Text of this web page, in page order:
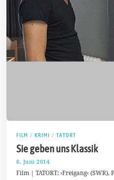
FILM / KRIMI / TATORT
Sie geben uns Klassik
8. Juni 2014
0
.
Film | TATORT: ›Freigang‹